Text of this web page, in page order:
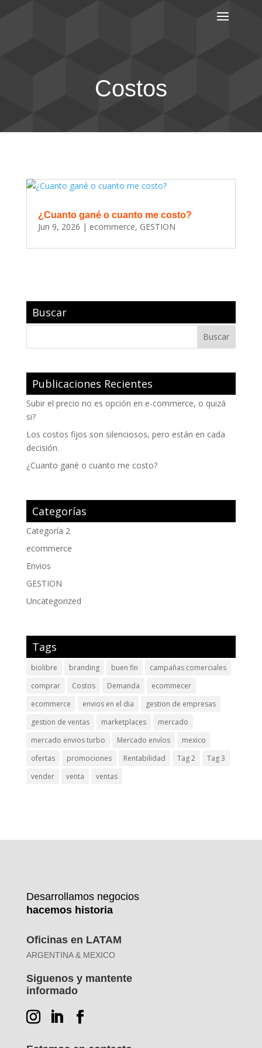
Costos
¿Cuanto gané o cuanto me costo?
Jun 9, 2026 | ecommerce, GESTION
Buscar
Publicaciones Recientes
Subir el precio no es opción en e-commerce, o quizá
si?
Los costos fijos son silenciosos, pero están en cada
decisión.
¿Cuanto gané o cuanto me costo?
Categorías
Categoría 2
ecommerce
Envios
GESTION
Uncategorized
Tags
biolibre branding buen fin
campañas comerciales
comprar
Costos Demanda
ecommecer
ecommerce
envios en el dia
gestion de empresas
gestion de ventas
marketplaces
mercado
mercado envios turbo
Mercado envíos
mexico
ofertas
promociones Rentabilidad Tag 2
Tag 3
vender
venta ventas
Desarrollamos negocios
hacemos historia
Oficinas en LATAM
ARGENTINA & MEXICO
Siguenos y mantente
informado